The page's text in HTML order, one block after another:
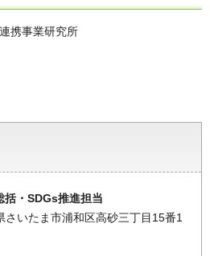
携事業研究所
括・SDGs推進担当
いたま市浦和区高砂三丁目15番1